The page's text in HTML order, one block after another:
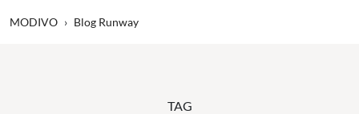
MODIVO › Blog Runway
TAG